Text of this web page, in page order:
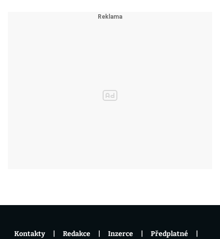
Kontakty Redakce Inzerce Předplatné